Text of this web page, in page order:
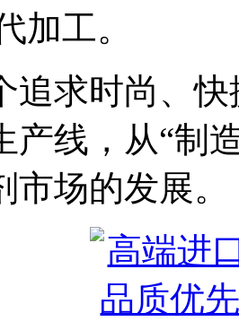
加工。
求时尚、快
产线，从“制
场的发展。